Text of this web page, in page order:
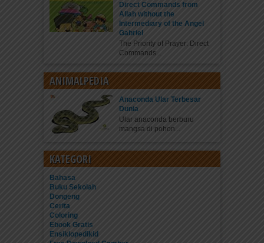
Direct Commands from
Allah without the
Intermediary of the Angel
Gabriel
The Priority of Prayer: Direct
Commands...
ANIMALPEDIA
Anaconda Ular Terbesar
Dunia
Ular anaconda berburu
mangsa di pohon...
KATEGORI
Bahasa
Buku Sekolah
Dongeng
Cerita
Coloring
Ebook Gratis
Ensiklopedikid